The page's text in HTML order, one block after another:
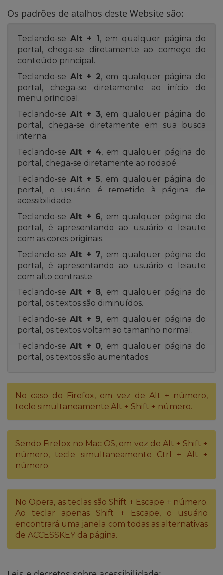
Os padrões de atalhos deste Website são:
Teclando-se Alt + 1, em qualquer página do
portal, chega-se diretamente ao começo do
conteúdo principal.
Teclando-se Alt + 2, em qualquer página do
portal, chega-se diretamente ao início do
menu principal.
Teclando-se Alt + 3, em qualquer página do
portal, chega-se diretamente em sua busca
interna.
Teclando-seAlt + 4, em qualquer página do
portal, chega-se diretamente ao rodapé.
Teclando-se Alt + 5, em qualquer página do
portal, o usuário é remetido à página de
acessibilidade.
Teclando-seAlt + 6, em qualquer página do
portal, é apresentando ao usuário o leiaute
com as cores originais.
Teclando-seAlt + 7, em qualquer página do
portal, é apresentando ao usuário o leiaute
com alto contraste.
Teclando-seAlt + 8, em qualquer página do
portal, os textos são diminuídos.
Teclando-seAlt + 9, em qualquer página do
portal, os textos voltam ao tamanho normal.
Teclando-seAlt + 0, em qualquer página do
portal, os textos são aumentados.
No caso do Firefox, em vez de Alt + número,
tecle simultaneamente Alt + Shift + número.
Sendo Firefox no Mac OS, em vez de Alt + Shift +
número, tecle simultaneamente Ctrl + Alt +
número.
No Opera, as teclas são Shift + Escape + número.
Ao teclar apenas Shift + Escape, o usuário
encontrará uma janela com todas as alternativas
de ACCESSKEY da página.